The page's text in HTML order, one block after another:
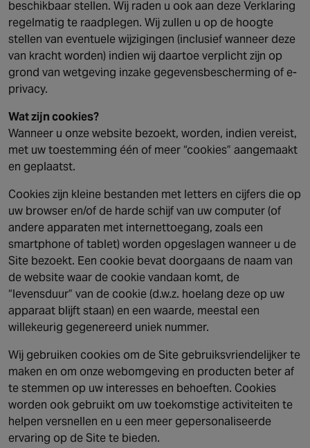
Netherlands
United Kingdom
Switzerland
Canada
beschikbaar stellen. Wij raden u ook aan deze Verklaring
regelmatig te raadplegen. Wij zullen u op de hoogte
stellen van eventuele wijzigingen (inclusief wanneer deze
van kracht worden) indien wij daartoe verplicht zijn op
grond van wetgeving inzake gegevensbescherming of e-
privacy.
Wat zijn cookies?
Wanneer u onze website bezoekt, worden, indien vereist,
met uw toestemming één of meer “cookies” aangemaakt
en geplaatst.
Cookies zijn kleine bestanden met letters en cijfers die op
uw browser en/of de harde schijf van uw computer (of
andere apparaten met internettoegang, zoals een
smartphone of tablet) worden opgeslagen wanneer u de
Site bezoekt. Een cookie bevat doorgaans de naam van
de website waar de cookie vandaan komt, de
“levensduur” van de cookie (d.w.z. hoelang deze op uw
apparaat blijft staan) en een waarde, meestal een
willekeurig gegenereerd uniek nummer.
Wij gebruiken cookies om de Site gebruiksvriendelijker te
maken en om onze webomgeving en producten beter af
te stemmen op uw interesses en behoeften. Cookies
worden ook gebruikt om uw toekomstige activiteiten te
helpen versnellen en u een meer gepersonaliseerde
ervaring op de Site te bieden.